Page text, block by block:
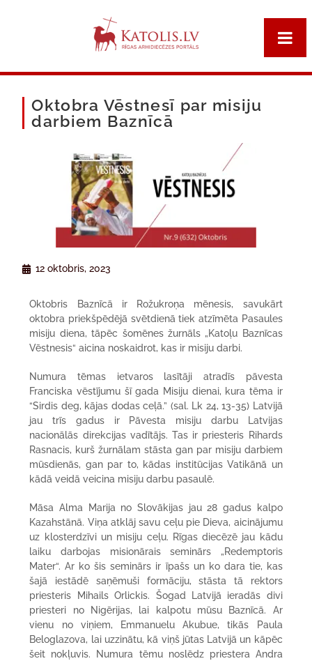
Oktobra Vēstnesī par misiju
darbiem Baznīcā
12 oktobris, 2023
Oktobris Baznīcā ir Rožukroņa mēnesis, savukārt
oktobra priekšpēdējā svētdienā tiek atzīmēta Pasaules
misiju diena, tāpēc šomēnes žurnāls „Katoļu Baznīcas
Vēstnesis“ aicina noskaidrot, kas ir misiju darbi.
Numura tēmas ietvaros lasītāji atradīs pāvesta
Franciska vēstījumu šī gada Misiju dienai, kura tēma ir
“Sirdis deg, kājas dodas ceļā.” (sal. Lk 24, 13-35) Latvijā
jau trīs gadus ir Pāvesta misiju darbu Latvijas
nacionālās direkcijas vadītājs. Tas ir priesteris Rihards
Rasnacis, kurš žurnālam stāsta gan par misiju darbiem
mūsdienās, gan par to, kādas institūcijas Vatikānā un
kādā veidā veicina misiju darbu pasaulē.
Māsa Alma Marija no Slovākijas jau 28 gadus kalpo
Kazahstānā. Viņa atklāj savu ceļu pie Dieva, aicinājumu
uz klosterdzīvi un misiju ceļu. Rīgas diecēzē jau kādu
laiku darbojas misionārais seminārs „Redemptoris
Mater“. Ar ko šis seminārs ir īpašs un ko dara tie, kas
šajā iestādē saņēmuši formāciju, stāsta tā rektors
priesteris Mihails Orlickis. Šogad Latvijā ieradās divi
priesteri no Nigērijas, lai kalpotu mūsu Baznīcā. Ar
vienu no viņiem, Emmanuelu Akubue, tikās Paula
Beloglazova, lai uzzinātu, kā viņš jūtas Latvijā un kāpēc
šeit nokļuvis. Numura tēmu noslēdz priestera Andra